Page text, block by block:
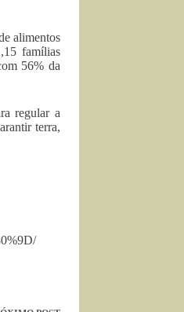
alimentos
famílias
56% da
regular a
terra,